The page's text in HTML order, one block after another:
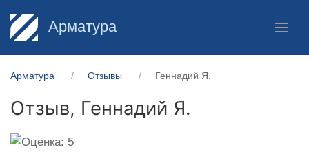
Арматура
Арматура Отзывы Геннадий Я.
Отзыв, Геннадий Я.